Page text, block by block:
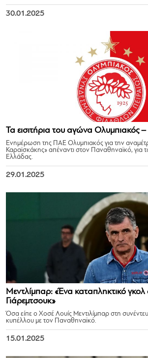
30.01.2025
Τα εισιτήρια του αγώνα Ολυμπιακός
Ενημέρωση της ΠΑΕ Ολυμπιακός για την
Καραϊσκάκης» απέναντι στον Παναθηναϊκό, για
Ελλάδας.
29.01.2025
Μεντλίμπαρ: «Ένα καταπληκτικό
Γιάρεμτσουκ»
Όσα είπε ο Χοσέ Λουίς Μεντιλίμπαρ στη
κυπέλλου με τον Παναθηναϊκό.
15.01.2025